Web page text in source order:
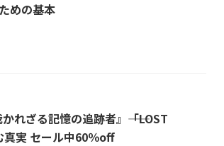
めの基本
れざる記憶の追跡者』――「LOST
真実 セール中60％off